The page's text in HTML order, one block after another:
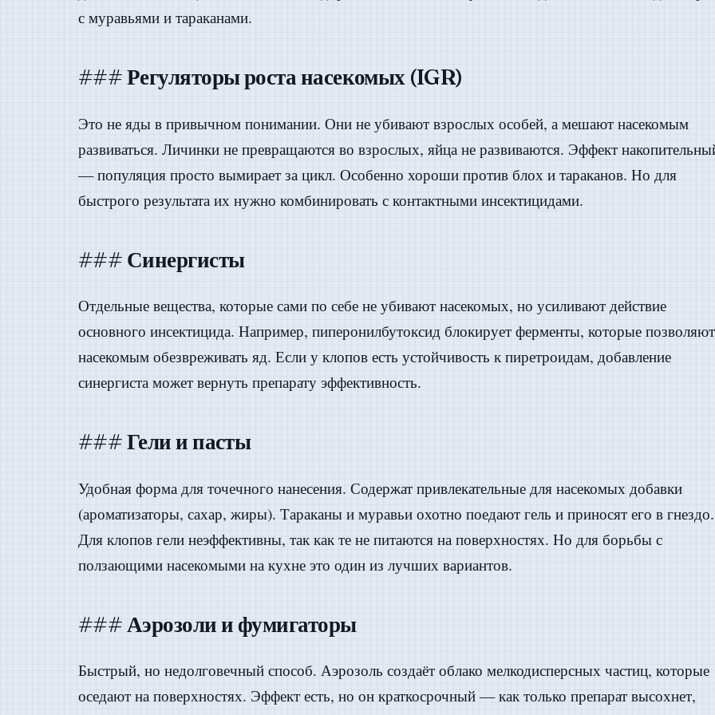
с муравьями и тараканами.
### Регуляторы роста насекомых (IGR)
Это не яды в привычном понимании. Они не убивают взрослых особей, а мешают насекомым
развиваться. Личинки не превращаются во взрослых, яйца не развиваются. Эффект
— популяция просто вымирает за цикл. Особенно хороши против блох и тараканов. Но для
быстрого результата их нужно комбинировать с контактными инсектицидами.
### Синергисты
Отдельные вещества, которые сами по себе не убивают насекомых, но усиливают действие
основного инсектицида. Например, пиперонилбутоксид блокирует ферменты, которые позволяют
насекомым обезвреживать яд. Если у клопов есть устойчивость к пиретроидам, добавление
синергиста может вернуть препарату эффективность.
### Гели и пасты
Удобная форма для точечного нанесения. Содержат привлекательные для насекомых добавки
(ароматизаторы, сахар, жиры). Тараканы и муравьи охотно поедают гель и приносят его в гнездо.
Для клопов гели неэффективны, так как те не питаются на поверхностях. Но для борьбы с
ползающими насекомыми на кухне это один из лучших вариантов.
### Аэрозоли и фумигаторы
Быстрый, но недолговечный способ. Аэрозоль создаёт облако мелкодисперсных частиц, которые
оседают на поверхностях. Эффект есть, но он краткосрочный — как только препарат высохнет,